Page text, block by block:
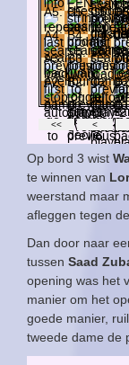
Op bord 3 wist
te winnen van
weerstand maar
afleggen tegen
Dan door naar
tussen Saad
opening was het
manier om het
goede manier,
tweede dame de